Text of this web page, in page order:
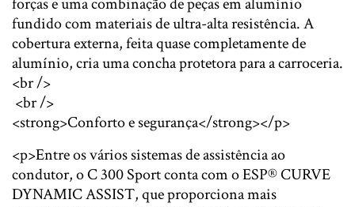
fundido com materiais de ultra-alta resistência. A
cobertura externa, feita quase completamente de
alumínio, cria uma concha protetora para a carroceria.
<br />
<br />
<strong>Conforto e segurança</strong></p>
<p>Entre os vários sistemas de assistência ao
condutor, o C 300 Sport conta com o ESP® CURVE
DYNAMIC ASSIST, que proporciona mais